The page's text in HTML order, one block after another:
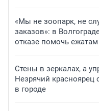
«Мы не зоопарк, не
заказов»: в
отказе помочь ежатам
Стены в зеркалах, а
Незрячий красноярец
в городе